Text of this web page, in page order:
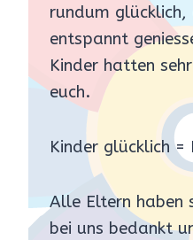
rundum glücklich,
entspannt
Kinder hatten
euch.
Kinder glücklich
Alle Eltern haben
bei uns bedankt